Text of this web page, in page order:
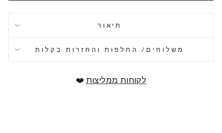
תיאור
משלוחים/ החלפות והחזרות בקלות
לקוחות ממליצות ❤️